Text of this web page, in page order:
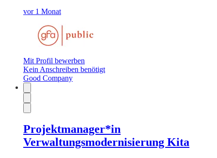
vor 1 Monat
Mit Profil bewerben
Kein Anschreiben benötigt
Good Company
Projektmanager*in
Verwaltungsmodernisierung Kita